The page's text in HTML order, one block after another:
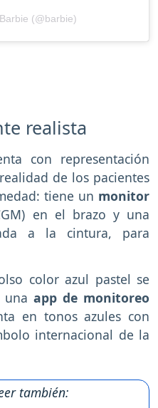
(@barbie)
realista
con representación
de los pacientes
tiene un monitor
en el brazo y una
a la cintura, para
color azul pastel se
una app de monitoreo
en tonos azules con
internacional de la
también: